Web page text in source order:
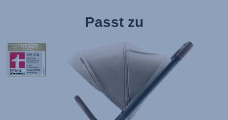
Passt zu
null